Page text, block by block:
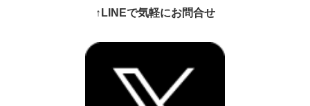
↑LINEで気軽にお問合せ